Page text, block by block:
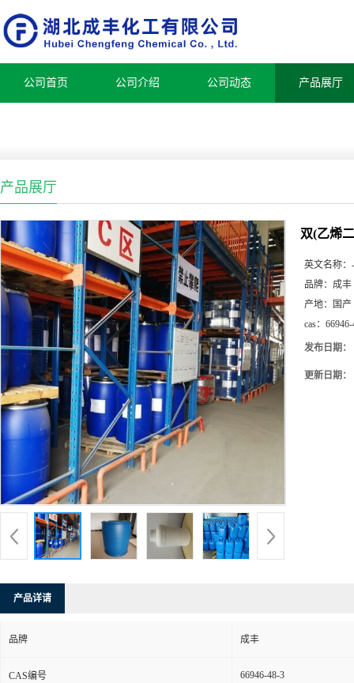
公司首页 公司介绍 公司动态 产品展厅
产品展厅
双(乙烯
英文名称： -
品牌： 成丰
产地：
国产
cas：
发布日期：
更新日期：
产品详请
品牌 成丰
CAS编号 66946-48-3